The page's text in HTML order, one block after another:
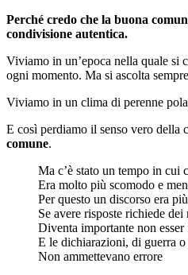
Perché credo che la buona
condivisione autentica.
Viviamo in un’epoca nella quale si
ogni momento. Ma si ascolta
Viviamo in un clima di perenne
E così perdiamo il senso vero della
comune.
Ma c’è stato un tempo in cui
Era molto più scomodo e
Per questo un discorso era
Se avere risposte richiede dei
Diventa importante non esser
E le dichiarazioni, di guerra o
Non ammettevano errore